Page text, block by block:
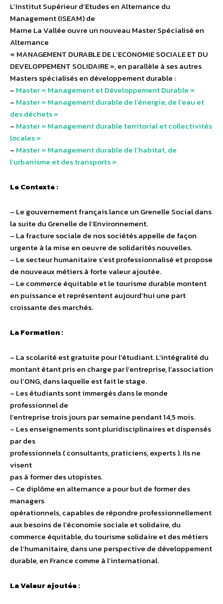
L’Institut Supérieur d’Etudes en Alternance du
Management (ISEAM) de
Marne La Vallée ouvre un nouveau Master Spécialisé en
Alternance
« MANAGEMENT DURABLE DE L’ECONOMIE SOCIALE ET DU
DEVELOPPEMENT SOLIDAIRE », en parallèle à ses autres
Masters spécialisés en développement durable :
– Master « Management et Développement Durable »
– Master « Management durable de l’énergie, de l’eau et
des déchets »
– Master « Management durable territorial et collectivités
locales »
– Master « Management durable de l’habitat, de
l’urbanisme et des transports »
Le Contexte :
– Le gouvernement français lance un Grenelle Social dans
la suite du Grenelle de l’Environnement.
– La fracture sociale de nos sociétés appelle de façon
urgente à la mise en oeuvre de solidarités nouvelles.
– Le secteur humanitaire s’est professionnalisé et propose
de nouveaux métiers à forte valeur ajoutée.
– Le commerce équitable et le tourisme durable montent
en puissance et représentent aujourd’hui une part
croissante des marchés.
La Formation :
– La scolarité est gratuite pour l’étudiant. L’intégralité du
montant étant pris en charge par l’entreprise, l’association
ou l’ONG, dans laquelle est fait le stage.
– Les étudiants sont immergés dans le monde
professionnel de
l’entreprise trois jours par semaine pendant 14,5 mois.
– Les enseignements sont pluridisciplinaires et dispensés
par des
professionnels ( consultants, praticiens, experts ). Ils ne
visent
pas à former des utopistes.
– Ce diplôme en alternance a pour but de former des
managers
opérationnels, capables de répondre professionnellement
aux besoins de l’économie sociale et solidaire, du
commerce équitable, du tourisme solidaire et des métiers
de l’humanitaire, dans une perspective de développement
durable, en France comme à l’international.
La Valeur ajoutée :